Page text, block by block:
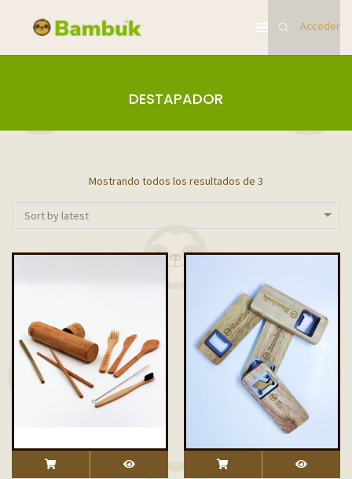
Acceder
DESTAPADOR
Mostrando todos los resultados de 3
Sort by latest